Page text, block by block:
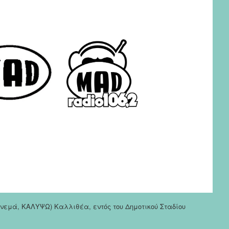
ΚΑΛΥΨΩ) Καλλιθέα, εντός του Δημοτικού Σταδίου